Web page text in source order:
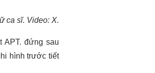
ca sĩ. Video: X.
APT. đứng sau
hình trước tiết